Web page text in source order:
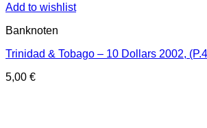
Add to wishlist
Banknoten
Trinidad & Tobago – 10 Dollars 2002,
5,00 €